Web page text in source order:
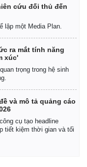
dùng
khoán
phê
cứu đối thủ đến
lập một Media Plan.
ra mắt tính năng
xúc'
trọng trong hệ sinh
và mô tả quảng cáo
cụ tạo headline
tiết kiệm thời gian và tối